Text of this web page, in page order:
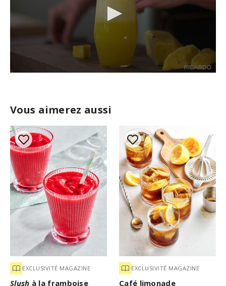
Vous aimerez aussi
EXCLUSIVITÉ MAGAZINE
Slush à la framboise
EXCLUSIVITÉ MAGAZINE
Café limonade
o
n
d
s
o
f
1
m
i
n
u
t
e
,
o
n